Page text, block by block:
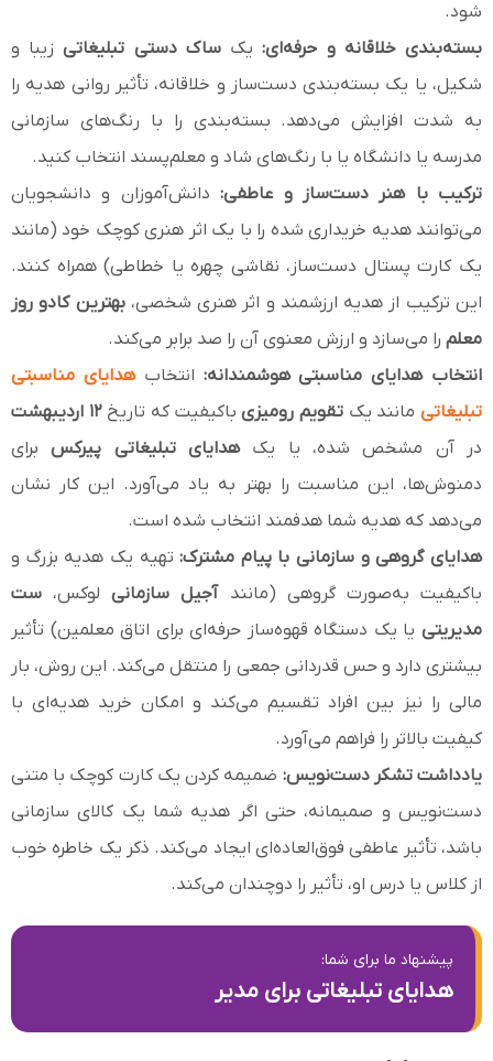
شود.
بسته‌بندی خلاقانه و حرفه‌ای:یکساک دستی تبلیغاتیزیبا و
شکیل، یا یک بسته‌بندی دست‌ساز و خلاقانه، تأثیر روانی هدیه را
به شدت افزایش می‌دهد. بسته‌بندی را با رنگ‌های سازمانی
مدرسه یا دانشگاه یا با رنگ‌های شاد و معلم‌پسند انتخاب کنید.
ترکیب با هنر دست‌ساز و عاطفی:دانش‌آموزان و دانشجویان
می‌توانند هدیه خریداری شده را با یک اثر هنری کوچک خود (مانند
یک کارت پستال دست‌ساز، نقاشی چهره یا خطاطی) همراه کنند.
این ترکیب از هدیه ارزشمند و اثر هنری شخصی،بهترین کادو روز
معلم را می‌سازد و ارزش معنوی آن را صد برابر می‌کند.
انتخاب هدایای مناسبتی هوشمندانه: انتخابهدایای مناسبتی
تبلیغاتیمانند یک تقویم رومیزیباکیفیت که تاریخ۱۲ اردیبهشت
در آن مشخص شده، یا یکهدایای تبلیغاتی پیرکسبرای
دمنوش‌ها، این مناسبت را بهتر به یاد می‌آورد. این کار نشان
می‌دهد که هدیه شما هدفمند انتخاب شده است.
هدایای گروهی و سازمانی با پیام مشترک:تهیه یک هدیه بزرگ و
باکیفیت به‌صورت گروهی (مانند آجیل سازمانیلوکس، ست
مدیریتی یا یک دستگاه قهوه‌ساز حرفه‌ای برای اتاق معلمین) تأثیر
بیشتری دارد و حس قدردانی جمعی را منتقل می‌کند. این روش، بار
مالی را نیز بین افراد تقسیم می‌کند و امکان خرید هدیه‌ای با
کیفیت بالاتر را فراهم می‌آورد.
یادداشت تشکر دست‌نویس: ضمیمه کردن یک کارت کوچک با متنی
دست‌نویس و صمیمانه، حتی اگر هدیه شما یک کالای سازمانی
باشد، تأثیر عاطفی فوق‌العاده‌ای ایجاد می‌کند. ذکر یک خاطره خوب
از کلاس یا درس او، تأثیر را دوچندان می‌کند.
پیشنهاد ما برای شما:
هدایای تبلیغاتی برای مدیر